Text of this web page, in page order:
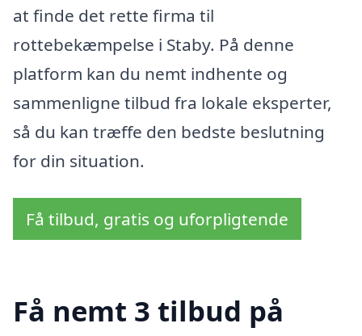
at finde det rette firma til
rottebekæmpelse i Staby. På denne
platform kan du nemt indhente og
sammenligne tilbud fra lokale eksperter,
så du kan træffe den bedste beslutning
for din situation.
Få tilbud, gratis og uforpligtende
Få nemt 3 tilbud på